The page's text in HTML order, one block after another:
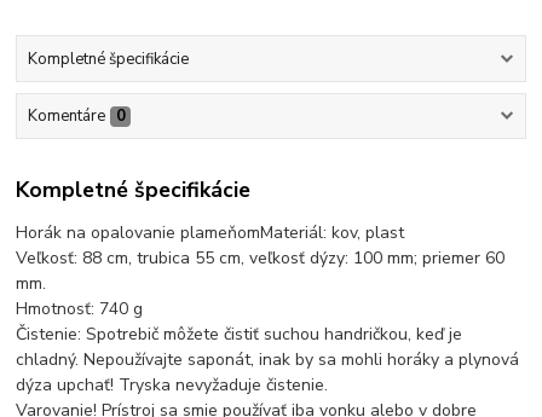
Kompletné špecifikácie
Komentáre 0
Kompletné špecifikácie
Horák na opalovanie plameňomMateriál: kov, plast
Veľkosť: 88 cm, trubica 55 cm, veľkosť dýzy: 100 mm; priemer 60
mm.
Hmotnosť: 740 g
Čistenie: Spotrebič môžete čistiť suchou handričkou, keď je
chladný. Nepoužívajte saponát, inak by sa mohli horáky a plynová
dýza upchať! Tryska nevyžaduje čistenie.
Varovanie! Prístroj sa smie používať iba vonku alebo v dobre